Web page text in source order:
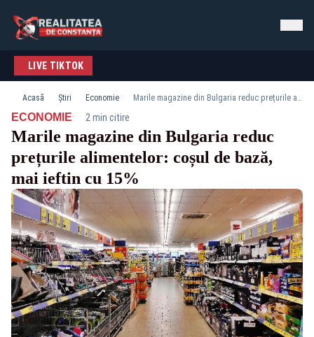
LIVE TIKTOK
Acasă Știri Economie Marile magazine din Bulgaria reduc prețurile alimentelor: coșul de bază, mai ieftin cu 15%
ECONOMIE· 2 min citire
Marile magazine din Bulgaria reduc
prețurile alimentelor: coșul de bază,
mai ieftin cu 15%